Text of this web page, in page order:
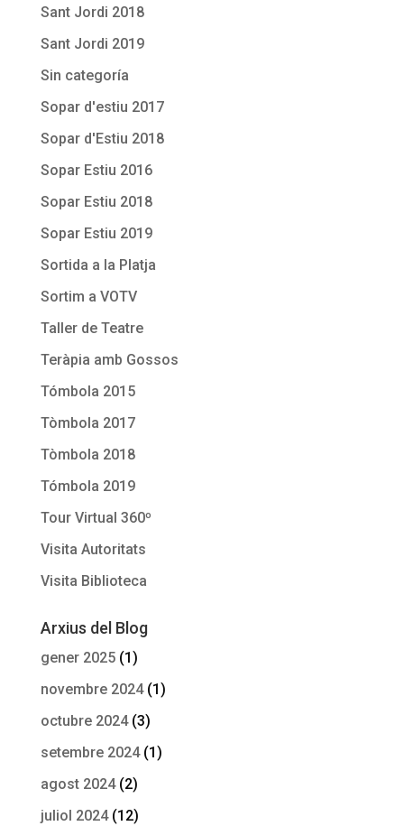
Sant Jordi 2018
Sant Jordi 2019
Sin categoría
Sopar d'estiu 2017
Sopar d'Estiu 2018
Sopar Estiu 2016
Sopar Estiu 2018
Sopar Estiu 2019
Sortida a la Platja
Sortim a VOTV
Taller de Teatre
Teràpia amb Gossos
Tómbola 2015
Tòmbola 2017
Tòmbola 2018
Tómbola 2019
Tour Virtual 360º
Visita Autoritats
Visita Biblioteca
Arxius del Blog
gener 2025(1)
novembre 2024(1)
octubre 2024(3)
setembre 2024(1)
agost 2024(2)
juliol 2024(12)